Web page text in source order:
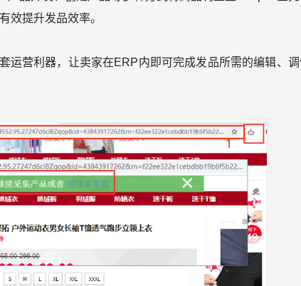
效提升发品效率。
运营利器，让卖家在ERP内即可完成发品所需的编辑、调